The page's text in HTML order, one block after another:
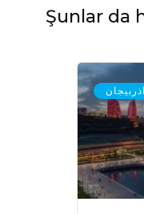
Şunlar da